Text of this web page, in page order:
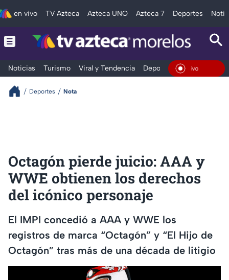
en vivo TV Azteca Azteca UNO Azteca 7 Deportes
Noticias Turismo Viral y Tendencia Deportes Espectáculos
En
Deportes Nota
Octagón pierde juicio: AAA y
WWE obtienen los derechos
del icónico personaje
El IMPI concedió a AAA y WWE los
registros de marca “Octagón” y “El Hijo de
Octagón” tras más de una década de litigio